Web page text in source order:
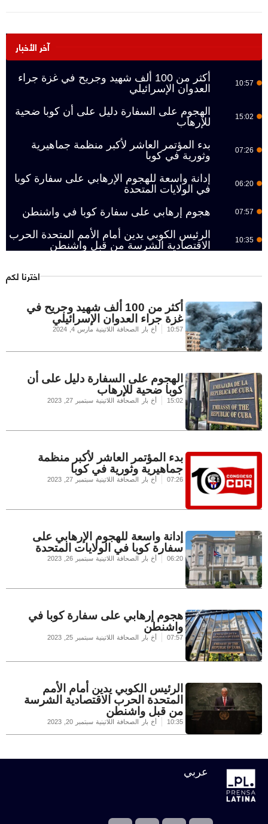
آخر الأخبار
10:57
أكثر من 100 ألف شهيد وجريح في غزة جراء
العدوان الإسرائيلي
15:02
الهجوم على السفارة دليل على أن كوبا ضحية
للإرهاب
07:26
بدء المؤتمر العاشر لأكبر منظمة جماهيرية
وثورية في كوبا
06:20
إدانة واسعة للهجوم الإرهابي على سفارة كوبا
في الولايات المتحدة
07:57 هجوم إرهابي على سفارة كوبا في واشنطن
10:35
الرئيس الكوبي يدين أمام الأمم المتحدة الحرب
الاقتصادية الشرسة من قبل واشنطن
اخترنا لكم
أكثر من 100 ألف شهيد وجريح في
غزة جراء العدوان الإسرائيلي
10:57 أخ بار الصحافة اللاتينية مارس 4, 2024
الهجوم على السفارة دليل على أن
كوبا ضحية للإرهاب
15:02 أخ بار الصحافة اللاتينية سبتمبر 27, 2023
بدء المؤتمر العاشر لأكبر منظمة
جماهيرية وثورية في كوبا
07:26 أخ بار الصحافة اللاتينية سبتمبر 27, 2023
إدانة واسعة للهجوم الإرهابي على
سفارة كوبا في الولايات المتحدة
06:20 أخ بار الصحافة اللاتينية سبتمبر 26, 2023
هجوم إرهابي على سفارة كوبا في
واشنطن
07:57 أخ بار الصحافة اللاتينية سبتمبر 25, 2023
الرئيس الكوبي يدين أمام الأمم
المتحدة الحرب الاقتصادية الشرسة
من قبل واشنطن
10:35 أخ بار الصحافة اللاتينية سبتمبر 20, 2023
عربي